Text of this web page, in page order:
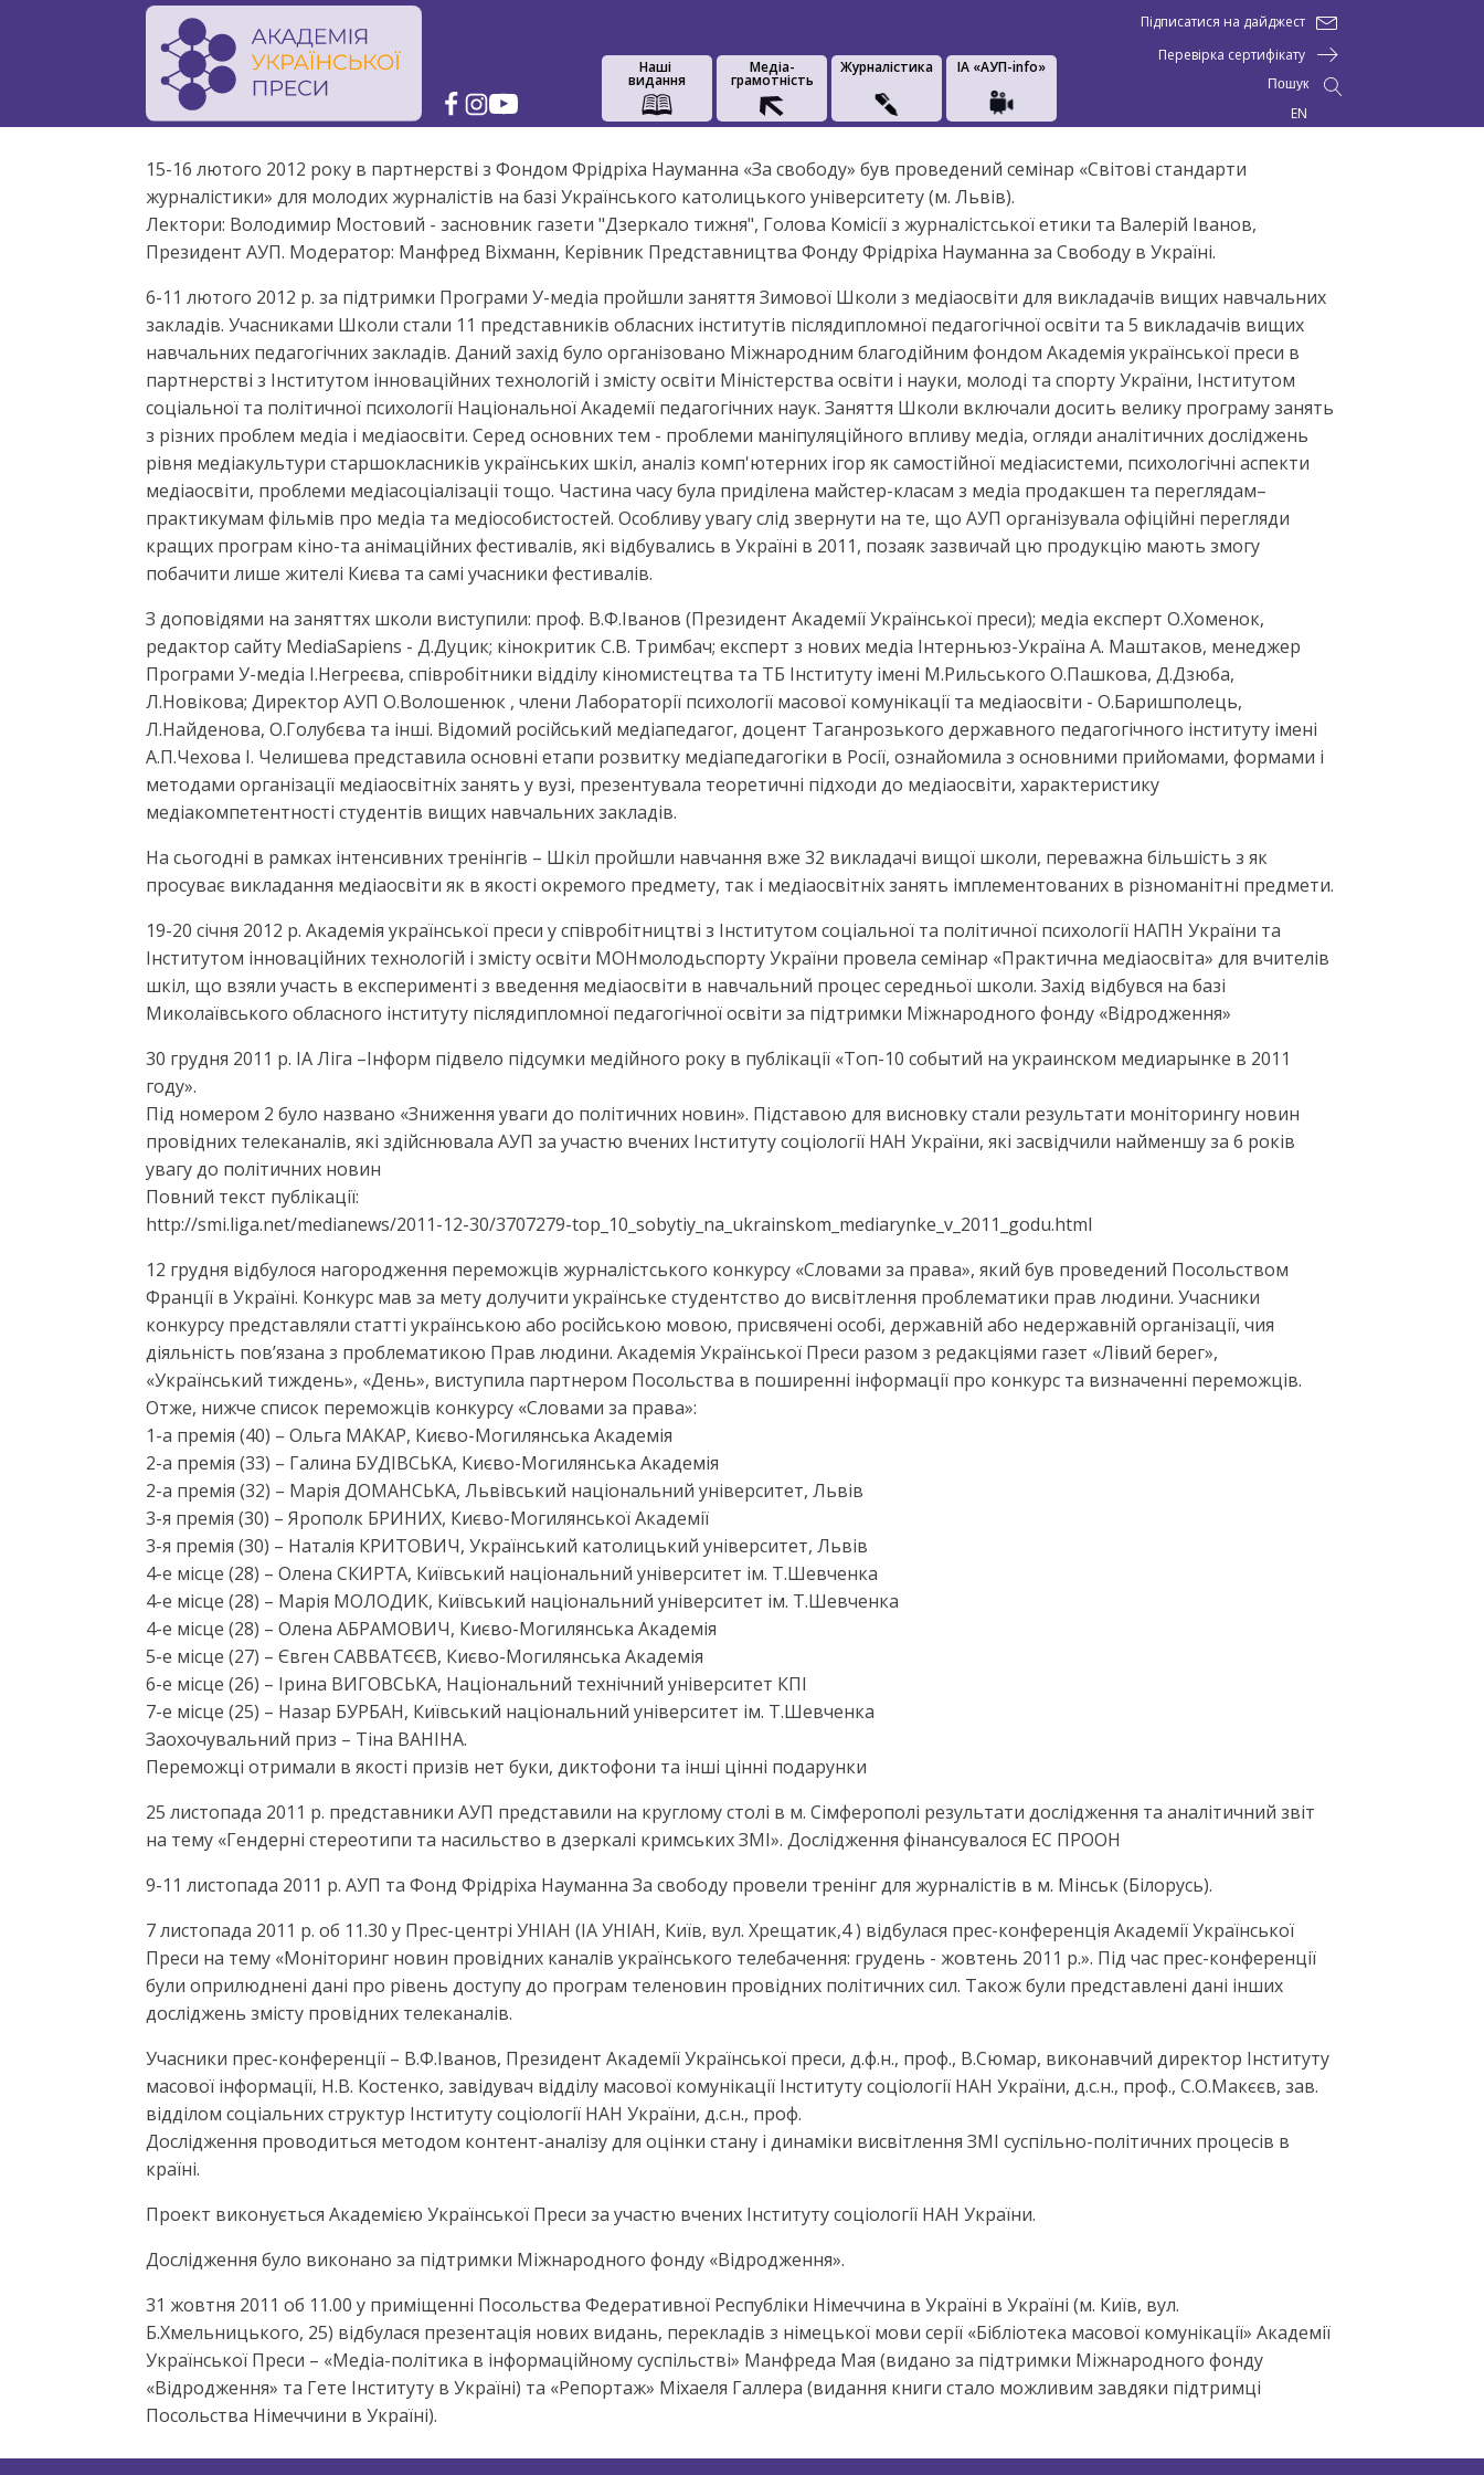
Наші
видання
Медіа-
грамотність
Журналістика IA «АУП-info»
Підписатися на дайджест
Перевірка сертифікату
Пошук
EN
15-16 лютого 2012 року в партнерстві з Фондом Фрідріха Науманна «За свободу» був проведений семінар «Світові стандарти
журналістики» для молодих журналістів на базі Українського католицького університету (м. Львів).
Лектори: Володимир Мостовий - засновник газети "Дзеркало тижня", Голова Комісії з журналістської етики та Валерій Іванов,
Президент АУП. Модератор: Манфред Віхманн, Керівник Представництва Фонду Фрідріха Науманна за Свободу в Україні.
6-11 лютого 2012 р. за підтримки Програми У-медіа пройшли заняття Зимової Школи з медіаосвіти для викладачів вищих навчальних
закладів. Учасниками Школи стали 11 представників обласних інститутів післядипломної педагогічної освіти та 5 викладачів вищих
навчальних педагогічних закладів. Даний захід було організовано Міжнародним благодійним фондом Академія української преси в
партнерстві з Інститутом інноваційних технологій і змісту освіти Міністерства освіти і науки, молоді та спорту України, Інститутом
соціальної та політичної психології Національної Академії педагогічних наук. Заняття Школи включали досить велику програму занять
з різних проблем медіа і медіаосвіти. Серед основних тем - проблеми маніпуляційного впливу медіа, огляди аналітичних досліджень
рівня медіакультури старшокласників українських шкіл, аналіз комп'ютерних ігор як самостійної медіасистеми, психологічні аспекти
медіаосвіти, проблеми медіасоціалізаціі тощо. Частина часу була приділена майстер-класам з медіа продакшен та переглядам–
практикумам фільмів про медіа та медіособистостей. Особливу увагу слід звернути на те, що АУП організувала офіційні перегляди
кращих програм кіно-та анімаційних фестивалів, які відбувались в Україні в 2011, позаяк зазвичай цю продукцію мають змогу
побачити лише жителі Києва та самі учасники фестивалів.
З доповідями на заняттях школи виступили: проф. В.Ф.Іванов (Президент Академії Української преси); медіа експерт О.Хоменок,
редактор сайту MediaSapiens - Д.Дуцик; кінокритик С.В. Тримбач; експерт з нових медіа Інтерньюз-Україна А. Маштаков, менеджер
Програми У-медіа І.Негреєва, співробітники відділу кіномистецтва та ТБ Інституту імені М.Рильського О.Пашкова, Д.Дзюба,
Л.Новікова; Директор АУП О.Волошенюк , члени Лабораторії психології масової комунікації та медіаосвіти - О.Баришполець,
Л.Найденова, О.Голубєва та інші. Відомий російський медіапедагог, доцент Таганрозького державного педагогічного інституту імені
А.П.Чехова І. Челишева представила основні етапи розвитку медіапедагогіки в Росії, ознайомила з основними прийомами, формами і
методами організації медіаосвітніх занять у вузі, презентувала теоретичні підходи до медіаосвіти, характеристику
медіакомпетентності студентів вищих навчальних закладів.
На сьогодні в рамках інтенсивних тренінгів – Шкіл пройшли навчання вже 32 викладачі вищої школи, переважна більшість з як
просуває викладання медіаосвіти як в якості окремого предмету, так і медіаосвітніх занять імплементованих в різноманітні предмети.
19-20 січня 2012 р. Академія української преси у співробітництві з Інститутом соціальної та політичної психології НАПН України та
Інститутом інноваційних технологій і змісту освіти МОНмолодьспорту України провела семінар «Практична медіаосвіта» для вчителів
шкіл, що взяли участь в експерименті з введення медіаосвіти в навчальний процес середньої школи. Захід відбувся на базі
Миколаївського обласного інституту післядипломної педагогічної освіти за підтримки Міжнародного фонду «Відродження»
30 грудня 2011 р. ІА Ліга –Інформ підвело підсумки медійного року в публікації «Топ-10 событий на украинском медиарынке в 2011
году».
Під номером 2 було названо «Зниження уваги до політичних новин». Підставою для висновку стали результати моніторингу новин
провідних телеканалів, які здійснювала АУП за участю вчених Інституту соціології НАН України, які засвідчили найменшу за 6 років
увагу до політичних новин
Повний текст публікації:
http://smi.liga.net/medianews/2011-12-30/3707279-top_10_sobytiy_na_ukrainskom_mediarynke_v_2011_godu.html
12 грудня відбулося нагородження переможців журналістського конкурсу «Словами за права», який був проведений Посольством
Франції в Україні. Конкурс мав за мету долучити українське студентство до висвітлення проблематики прав людини. Учасники
конкурсу представляли статті українською або російською мовою, присвячені особі, державній або недержавній організації, чия
діяльність пов’язана з проблематикою Прав людини. Академія Української Преси разом з редакціями газет «Лівий берег»,
«Український тиждень», «День», виступила партнером Посольства в поширенні інформації про конкурс та визначенні переможців.
Отже, нижче список переможців конкурсу «Словами за права»:
1-а премія (40) – Ольга МАКАР, Києво-Могилянська Академія
2-а премія (33) – Галина БУДІВСЬКА, Києво-Могилянська Академія
2-a премія (32) – Марія ДОМАНСЬКА, Львівський національний університет, Львів
3-я премія (30) – Ярополк БРИНИХ, Києво-Могилянської Академії
3-я премія (30) – Наталія КРИТОВИЧ, Український католицький університет, Львів
4-е місце (28) – Олена СКИРТА, Київський національний університет ім. Т.Шевченка
4-е місце (28) – Марія МОЛОДИК, Київський національний університет ім. Т.Шевченка
4-е місце (28) – Олена АБРАМОВИЧ, Києво-Могилянська Академія
5-е місце (27) – Євген САВВАТЄЄВ, Києво-Могилянська Академія
6-е місце (26) – Ірина ВИГОВСЬКА, Національний технічний університет КПІ
7-е місце (25) – Назар БУРБАН, Київський національний університет ім. Т.Шевченка
Заохочувальний приз – Тіна ВАНІНА.
Переможці отримали в якості призів нет буки, диктофони та інші цінні подарунки
25 листопада 2011 р. представники АУП представили на круглому столі в м. Сімферополі результати дослідження та аналітичний звіт
на тему «Гендерні стереотипи та насильство в дзеркалі кримських ЗМІ». Дослідження фінансувалося ЕС ПРООН
9-11 листопада 2011 р. АУП та Фонд Фрідріха Науманна За свободу провели тренінг для журналістів в м. Мінськ (Білорусь).
7 листопада 2011 р. об 11.30 у Прес-центрі УНІАН (ІА УНІАН, Київ, вул. Хрещатик,4 ) відбулася прес-конференція Академії Української
Преси на тему «Моніторинг новин провідних каналів українського телебачення: грудень - жовтень 2011 р.». Під час прес-конференції
були оприлюднені дані про рівень доступу до програм теленовин провідних політичних сил. Також були представлені дані інших
досліджень змісту провідних телеканалів.
Учасники прес-конференції – В.Ф.Іванов, Президент Академії Української преси, д.ф.н., проф., В.Сюмар, виконавчий директор Інституту
масової інформації, Н.В. Костенко, завідувач відділу масової комунікації Інституту соціології НАН України, д.с.н., проф., С.О.Макєєв, зав.
відділом соціальних структур Інституту соціології НАН України, д.с.н., проф.
Дослідження проводиться методом контент-аналізу для оцінки стану і динаміки висвітлення ЗМІ суспільно-політичних процесів в
країні.
Проект виконується Академією Української Преси за участю вчених Інституту соціології НАН України.
Дослідження було виконано за підтримки Міжнародного фонду «Відродження».
31 жовтня 2011 об 11.00 у приміщенні Посольства Федеративної Республіки Німеччина в Україні в Україні (м. Київ, вул.
Б.Хмельницького, 25) відбулася презентація нових видань, перекладів з німецької мови серії «Бібліотека масової комунікації» Академії
Української Преси – «Медіа-політика в інформаційному суспільстві» Манфреда Мая (видано за підтримки Міжнародного фонду
«Відродження» та Гете Інституту в Україні) та «Репортаж» Міхаеля Галлера (видання книги стало можливим завдяки підтримці
Посольства Німеччини в Україні).